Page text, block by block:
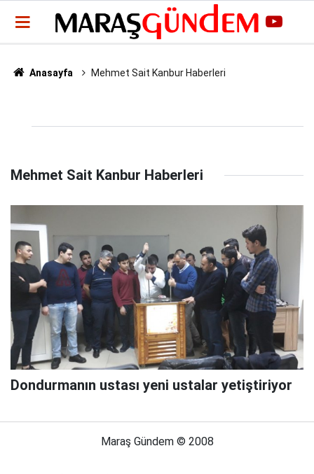
Anasayfa Mehmet Sait Kanbur Haberleri
Mehmet Sait Kanbur Haberleri
Dondurmanın ustası yeni ustalar yetiştiriyor
Maraş Gündem © 2008